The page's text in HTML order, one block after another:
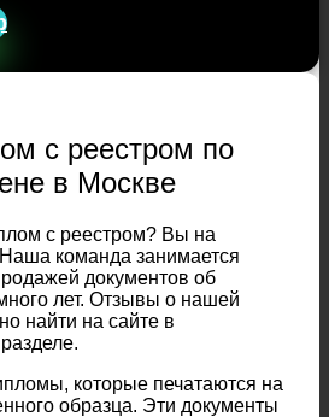
с реестром по
в Москве
с реестром? Вы на
команда занимается
документов об
лет. Отзывы о нашей
найти на сайте в
которые печатаются на
образца. Эти документы